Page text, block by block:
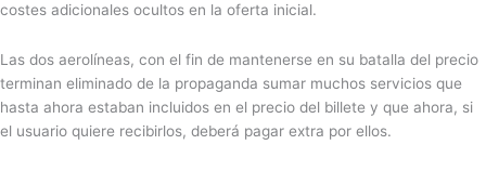
costes adicionales ocultos en la oferta inicial.
Las dos aerolíneas, con el fin de mantenerse en su batalla del precio
terminan eliminado de la propaganda sumar muchos servicios que
hasta ahora estaban incluidos en el precio del billete y que ahora, si
el usuario quiere recibirlos, deberá pagar extra por ellos.